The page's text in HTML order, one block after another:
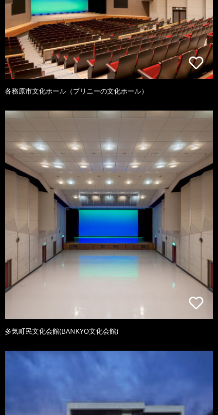
各務原市文化ホール（プリニーの文化ホール）
多気町民文化会館(BANKYO文化会館)